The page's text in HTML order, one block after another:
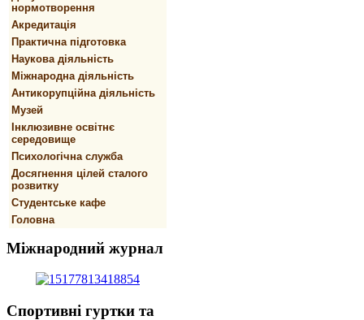
нормотворення
Акредитація
Практична підготовка
Наукова діяльність
Міжнародна діяльність
Антикорупційна діяльність
Музей
Інклюзивне освітнє
середовище
Психологічна служба
Досягнення цілей сталого
розвитку
Студентське кафе
Головна
Міжнародний журнал
Спортивнi гуртки та